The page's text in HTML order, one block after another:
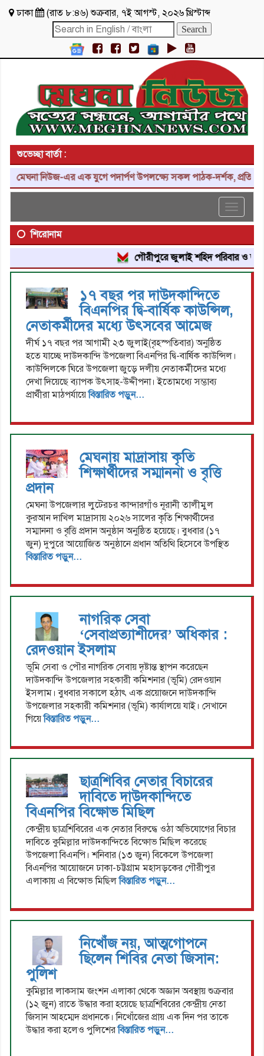
ঢাকা (রাত ৮:৪৬)শুক্রবার, ৭ই আগস্ট, ২০২৬ খ্রিস্টাব্দ
শুভেচ্ছা বার্তা :
মেঘনা নিউজ-এর এক যুগে পদার্পণ উপলক্ষ্যে সকল পাঠক-দর্শক,
Toggle
শিরোনাম
গৌরীপুরে জুলাই শহিদ পরিবার ও জুলাই
১৭ বছর পর দাউদকান্দিতে
বিএনপির দ্বি-বার্ষিক কাউন্সিল,
নেতাকর্মীদের মধ্যে উৎসবের আমেজ
দীর্ঘ ১৭ বছর পর আগামী ২৩ জুলাই(বৃহস্পতিবার) অনুষ্ঠিত
হতে যাচ্ছে দাউদকান্দি উপজেলা বিএনপির দ্বি-বার্ষিক কাউন্সিল।
কাউন্সিলকে ঘিরে উপজেলা জুড়ে দলীয় নেতাকর্মীদের মধ্যে
দেখা দিয়েছে ব্যাপক উৎসাহ-উদ্দীপনা। ইতোমধ্যে সম্ভাব্য
প্রার্থীরা মাঠপর্যায়েবিস্তারিত পড়ুন...
মেঘনায় মাদ্রাসায় কৃতি
শিক্ষার্থীদের সম্মাননা ও বৃত্তি
প্রদান
মেঘনা উপজেলার লুটেরচর কান্দারগাঁও নূরানী তালীমুল
কুরআন দাখিল মাদ্রাসায় ২০২৬ সালের কৃতি শিক্ষার্থীদের
সম্মাননা ও বৃত্তি প্রদান অনুষ্ঠান অনুষ্ঠিত হয়েছে। বুধবার (১৭
জুন) দুপুরে আয়োজিত অনুষ্ঠানে প্রধান অতিথি হিসেবে উপস্থিত
বিস্তারিত পড়ুন...
নাগরিক সেবা
‘সেবাপ্রত্যাশীদের’ অধিকার :
রেদওয়ান ইসলাম
ভূমি সেবা ও পৌর নাগরিক সেবায় দৃষ্টান্ত স্থাপন করেছেন
দাউদকান্দি উপজেলার সহকারী কমিশনার (ভূমি) রেদওয়ান
ইসলাম। বুধবার সকালে হঠাৎ এক প্রয়োজনে দাউদকান্দি
উপজেলার সহকারী কমিশনার (ভূমি) কার্যালয়ে যাই। সেখানে
গিয়েবিস্তারিত পড়ুন...
ছাত্রশিবির নেতার বিচারের
দাবিতে দাউদকান্দিতে
বিএনপির বিক্ষোভ মিছিল
কেন্দ্রীয় ছাত্রশিবিরের এক নেতার বিরুদ্ধে ওঠা অভিযোগের বিচার
দাবিতে কুমিল্লার দাউদকান্দিতে বিক্ষোভ মিছিল করেছে
উপজেলা বিএনপি। শনিবার (১৩ জুন) বিকেলে উপজেলা
বিএনপির আয়োজনে ঢাকা-চট্টগ্রাম মহাসড়কের গৌরীপুর
এলাকায় এ বিক্ষোভ মিছিলবিস্তারিত পড়ুন...
নিখোঁজ নয়, আত্মগোপনে
ছিলেন শিবির নেতা জিসান:
পুলিশ
কুমিল্লার লাকসাম জংশন এলাকা থেকে অজ্ঞান অবস্থায় শুক্রবার
(১২ জুন) রাতে উদ্ধার করা হয়েছে ছাত্রশিবিরের কেন্দ্রীয় নেতা
জিসান আহম্মেদ প্রধানকে। নিখোঁজের প্রায় এক দিন পর তাকে
উদ্ধার করা হলেও পুলিশেরবিস্তারিত পড়ুন...